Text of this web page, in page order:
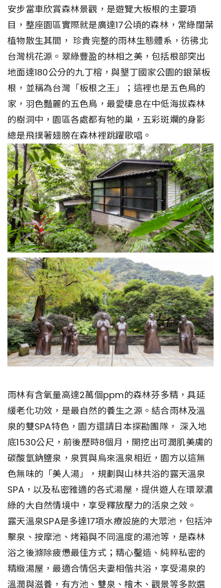
安步當車欣賞森林景觀，是遊覽大板根的主要項
目，整座園區實際就是廣達17公頃的森林，常綠闊葉
植物散生其間， 珍貴完整的雨林生態體系，彷彿北
台灣桃花源。翠綠豐盈的林相之美，包括根部突出
地面達180公分的九丁榕，與墾丁國家公園的銀葉板
根，並稱為台灣「板根之王」；這裡也是五色鳥的
家，羽色豔麗的五色鳥，最愛棲息在中低海拔森林
的樹洞中，園區各處都有牠的巢，五彩斑斕的身影
總是飛撲著翅膀在森林裡跳躍歌唱。
雨林有含氧量高達2萬個ppm的森林芬多精，具延
緩老化功效，是最自然的養生之源。結合雨林及溫
泉的雙SPA特色，園方還請日本探勘團隊， 深入地
底1530公尺，前後歷時8個月，開挖出可潤肌美膚的
碳酸氫鈉鹽泉，泉質與烏來溫泉相近，園方以這無
色無味的「美人湯」，規劃與山林共浴的露天溫泉
SPA，以及私密雅適的各式湯屋，提供遊人在環翠濃
綠的大自然情境中，享受釋放壓力的活泉之效。
露天溫泉SPA是多達17項水療設施的大眾池，包括沖
擊泉、按摩池、烤箱與不同溫度的湯池等，是森林
浴之後滌除疲憊最佳方式；精心鑿造、純粹私密的
精緻湯屋，最適合情侶夫妻相偕共浴，享受湯泉的
溫潤與滋養，有方池、雙泉、檜木、觀景等多款選